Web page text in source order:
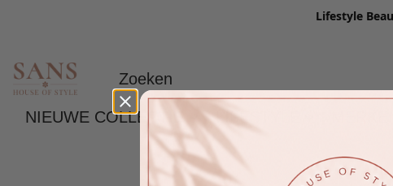
Lifestyle
NIEUWE COLLECTIE LIFESTYLE